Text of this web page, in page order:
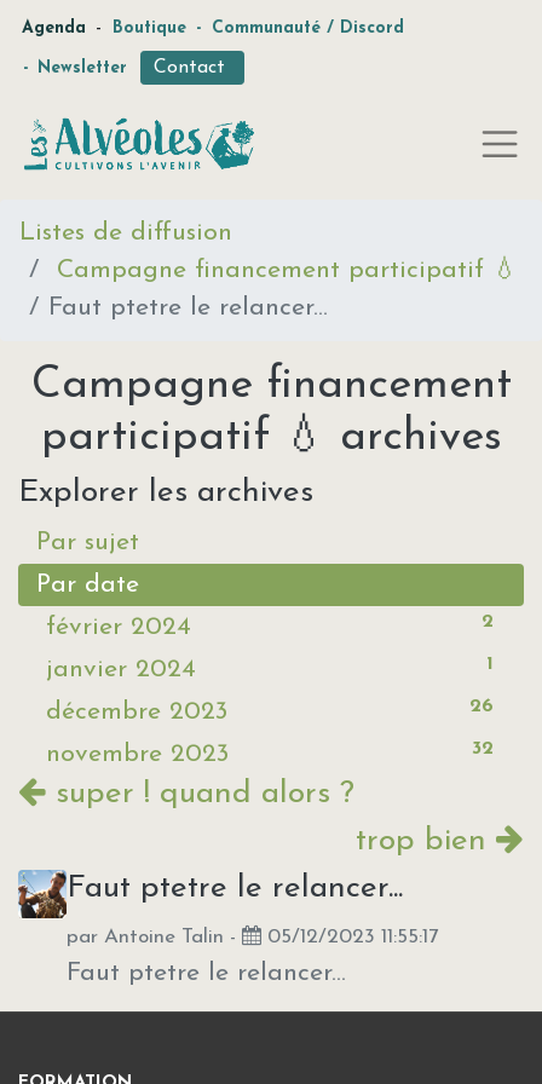
Agenda - Boutique - Communauté / Discord
- Newsletter Contact
Listes de diffusion
Campagne financement participatif 💧
Faut ptetre le relancer...
Campagne financement
participatif 💧 archives
Explorer les archives
Par sujet
Par date
février 2024
2
janvier 2024 1
décembre 2023 26
novembre 2023 32
super ! quand alors ?
trop bien
Faut ptetre le relancer...
par Antoine Talin - 05/12/2023 11:55:17
Faut ptetre le relancer...